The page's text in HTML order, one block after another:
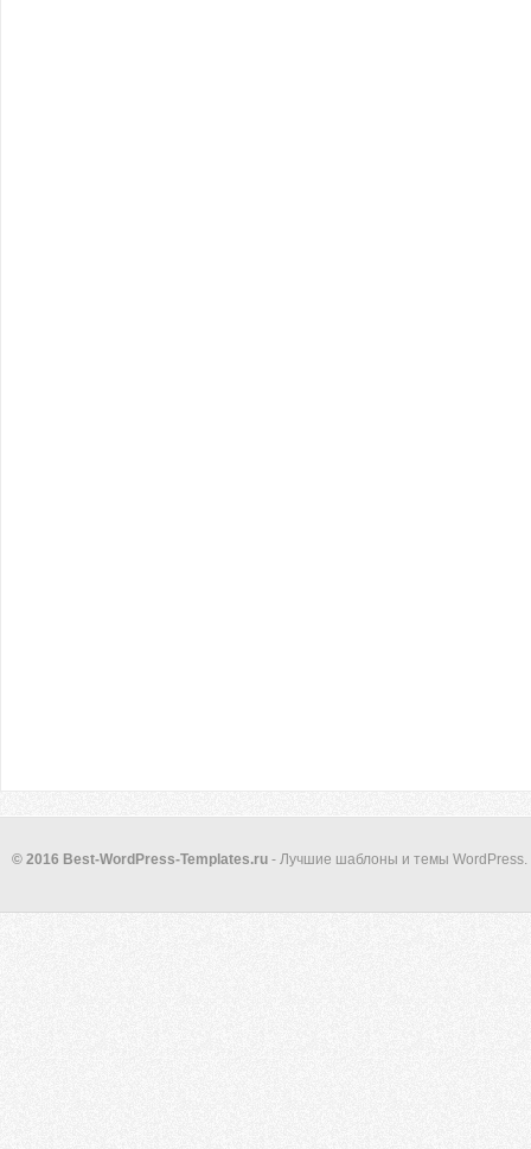
© 2016 Best-WordPress-Templates.ru - Лучшие шаблоны и темы